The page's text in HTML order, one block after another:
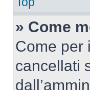
» Come
Come per
cancellati